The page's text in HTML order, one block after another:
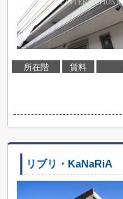
所在階 賃料
リブリ・KaNaRiA